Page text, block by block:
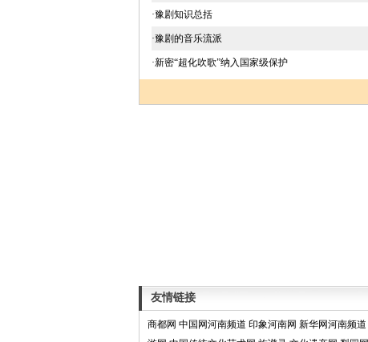
·豫剧知识总括
·豫剧的音乐流派
·新密“超化吹歌”纳入国家级保护
友情链接
商都网 中国网河南频道 印象河南网 新华网河南频道